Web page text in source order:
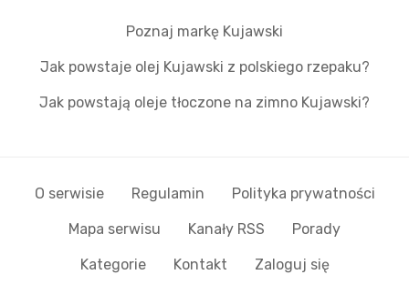
Poznaj markę Kujawski
Jak powstaje olej Kujawski z polskiego rzepaku?
Jak powstają oleje tłoczone na zimno Kujawski?
O serwisie Regulamin Polityka prywatności
Mapa serwisu Kanały RSS Porady
Kategorie Kontakt Zaloguj się